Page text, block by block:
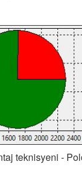
teknisyeni -